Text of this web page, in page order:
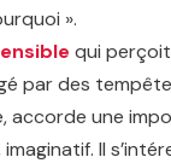
».
qui
par des
accorde une
Il